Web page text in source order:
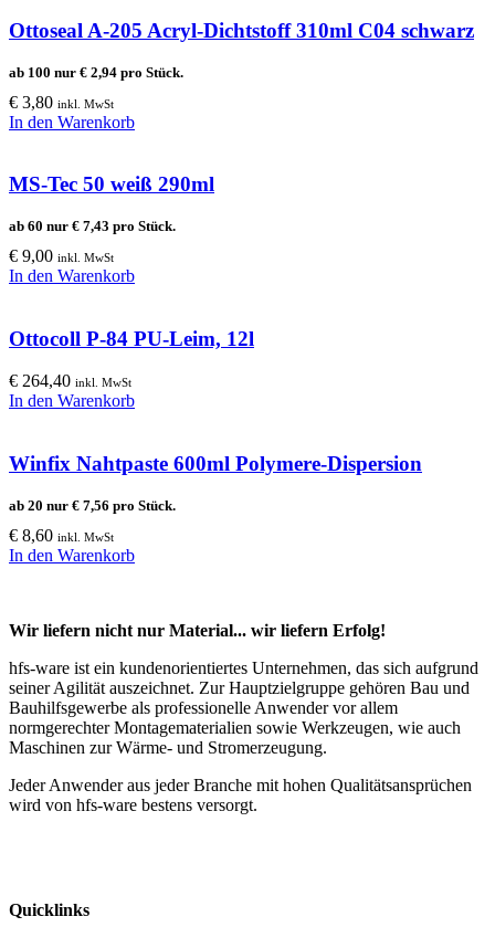
Ottoseal A-205 Acryl-Dichtstoff 310ml C04 schwarz
ab 100 nur € 2,94 pro Stück.
€ 3,80 inkl. MwSt
In den Warenkorb
MS-Tec 50 weiß 290ml
ab 60 nur € 7,43 pro Stück.
€ 9,00 inkl. MwSt
In den Warenkorb
Ottocoll P-84 PU-Leim, 12l
€ 264,40 inkl. MwSt
In den Warenkorb
Winfix Nahtpaste 600ml Polymere-Dispersion
ab 20 nur € 7,56 pro Stück.
€ 8,60 inkl. MwSt
In den Warenkorb
Wir liefern nicht nur Material... wir liefern Erfolg!
hfs-ware ist ein kundenorientiertes Unternehmen, das sich aufgrund
seiner Agilität auszeichnet. Zur Hauptzielgruppe gehören Bau und
Bauhilfsgewerbe als professionelle Anwender vor allem
normgerechter Montagematerialien sowie Werkzeugen, wie auch
Maschinen zur Wärme- und Stromerzeugung.
Jeder Anwender aus jeder Branche mit hohen Qualitätsansprüchen
wird von hfs-ware bestens versorgt.
Quicklinks